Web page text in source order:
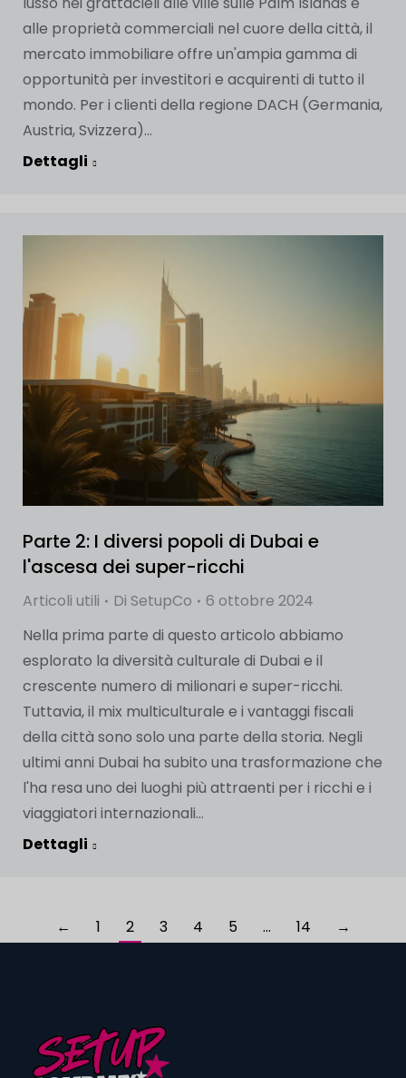
alle proprietà commerciali nel cuore della città, il
mercato immobiliare offre un'ampia gamma di
opportunità per investitori e acquirenti di tutto il
mondo. Per i clienti della regione DACH (Germania,
Austria, Svizzera)...
Dettagli
Parte 2: I diversi popoli di Dubai e
l'ascesa dei super-ricchi
Articoli utili Di SetupCo
6 ottobre 2024
Nella prima parte di questo articolo abbiamo
esplorato la diversità culturale di Dubai e il
crescente numero di milionari e super-ricchi.
Tuttavia, il mix multiculturale e i vantaggi fiscali
della città sono solo una parte della storia. Negli
ultimi anni Dubai ha subito una trasformazione che
l'ha resa uno dei luoghi più attraenti per i ricchi e i
viaggiatori internazionali...
Dettagli
← 1 2 3 4 5 … 14 →